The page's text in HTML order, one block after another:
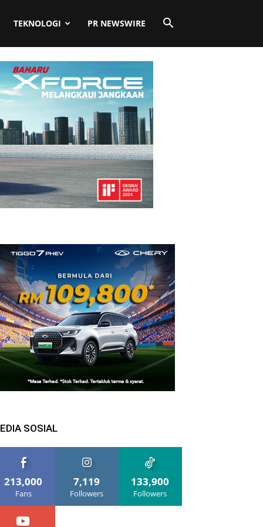
TEKNOLOGI PR NEWSWIRE
SOSIAL
213,000
Fans
7,119
Followers
133,900
Followers